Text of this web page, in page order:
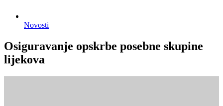
Novosti
Osiguravanje opskrbe posebne skupine
lijekova